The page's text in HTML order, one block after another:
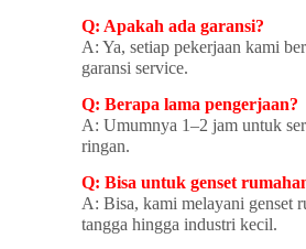
Q: Apakah ada garansi?
A: Ya, setiap pekerjaan kami
garansi service.
Q: Berapa lama pengerjaan?
A: Umumnya 1–2 jam untuk
ringan.
Q: Bisa untuk genset
A: Bisa, kami melayani genset
tangga hingga industri kecil.